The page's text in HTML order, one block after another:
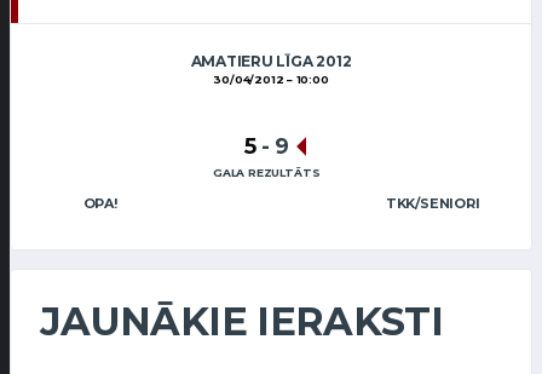
AMATIERU LĪGA 2012
30/04/2012 10:00
OPA! TKK/SENIORI
5 - 9
GALA REZULTĀTS
JAUNĀKIE IERAKSTI